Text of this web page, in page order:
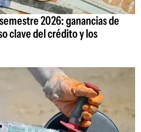
2026: ganancias de
clave del crédito y los